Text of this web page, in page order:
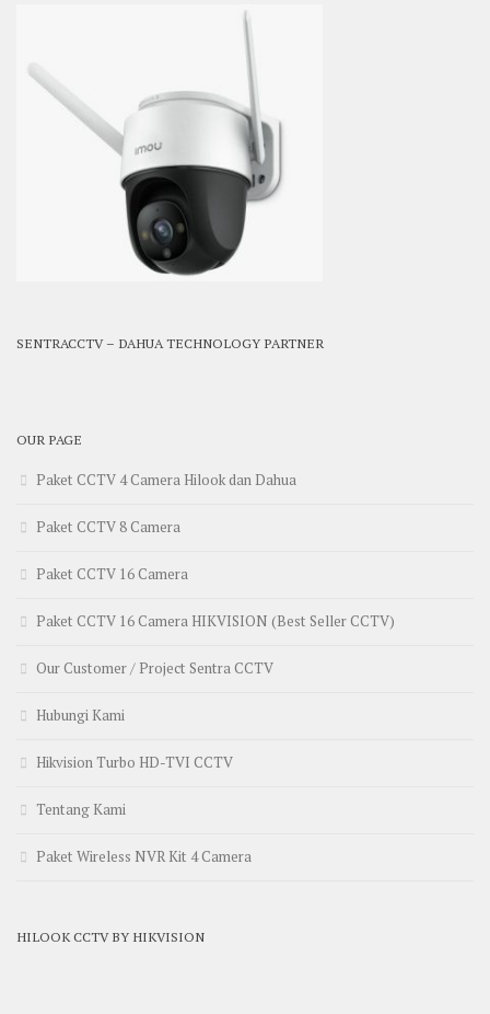
SENTRACCTV – DAHUA TECHNOLOGY PARTNER
OUR PAGE
Paket CCTV 4 Camera Hilook dan Dahua
Paket CCTV 8 Camera
Paket CCTV 16 Camera
Paket CCTV 16 Camera HIKVISION (Best Seller CCTV)
Our Customer / Project Sentra CCTV
Hubungi Kami
Hikvision Turbo HD-TVI CCTV
Tentang Kami
Paket Wireless NVR Kit 4 Camera
HILOOK CCTV BY HIKVISION